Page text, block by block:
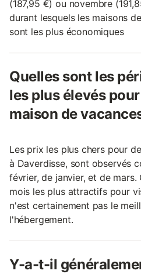
(187,95 €) ou novembre
durant lesquels les maisons
sont les plus économiques
Quelles sont les
les plus élevés
maison de
Les prix les plus chers pour
à Daverdisse, sont observés
février, de janvier, et de
mois les plus attractifs pour
n'est certainement pas le
l'hébergement.
Y-a-t-il